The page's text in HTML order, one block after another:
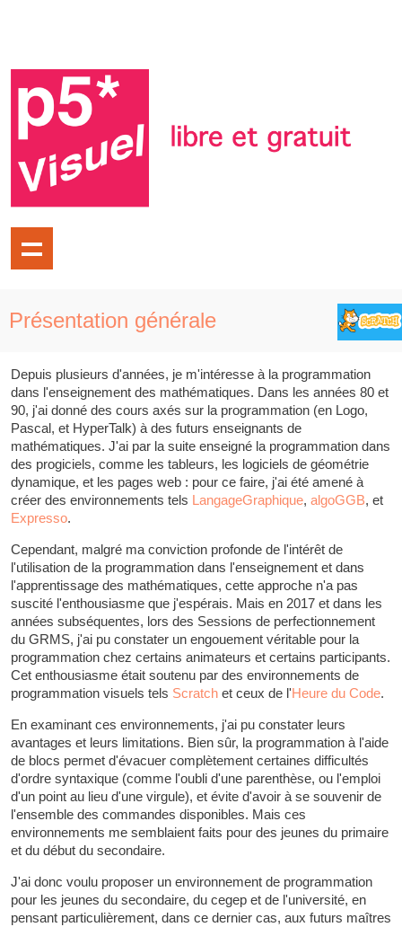
Présentation générale
Depuis plusieurs d'années, je m'intéresse à la programmation
dans l'enseignement des mathématiques. Dans les années 80 et
90, j'ai donné des cours axés sur la programmation (en Logo,
Pascal, et HyperTalk) à des futurs enseignants de
mathématiques. J'ai par la suite enseigné la programmation dans
des progiciels, comme les tableurs, les logiciels de géométrie
dynamique, et les pages web : pour ce faire, j'ai été amené à
créer des environnements tels LangageGraphique, algoGGB, et
Expresso.
Cependant, malgré ma conviction profonde de l'intérêt de
l'utilisation de la programmation dans l'enseignement et dans
l'apprentissage des mathématiques, cette approche n'a pas
suscité l'enthousiasme que j'espérais. Mais en 2017 et dans les
années subséquentes, lors des Sessions de perfectionnement
du GRMS, j'ai pu constater un engouement véritable pour la
programmation chez certains animateurs et certains participants.
Cet enthousiasme était soutenu par des environnements de
programmation visuels tels Scratch et ceux de l'Heure du Code.
En examinant ces environnements, j'ai pu constater leurs
avantages et leurs limitations. Bien sûr, la programmation à l'aide
de blocs permet d'évacuer complètement certaines difficultés
d'ordre syntaxique (comme l'oubli d'une parenthèse, ou l'emploi
d'un point au lieu d'une virgule), et évite d'avoir à se souvenir de
l'ensemble des commandes disponibles. Mais ces
environnements me semblaient faits pour des jeunes du primaire
et du début du secondaire.
J'ai donc voulu proposer un environnement de programmation
pour les jeunes du secondaire, du cegep et de l'université, en
pensant particulièrement, dans ce dernier cas, aux futurs maîtres